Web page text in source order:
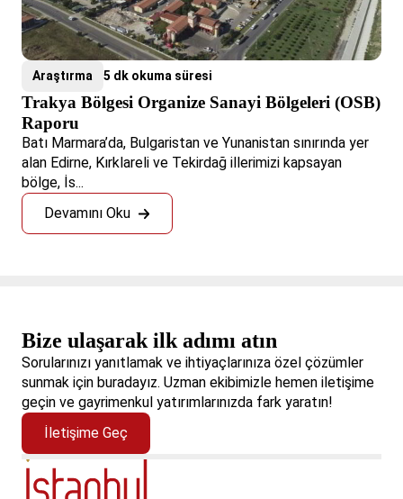
Araştırma 5 dk okuma süresi
Trakya Bölgesi Organize Sanayi Bölgeleri (OSB)
Raporu
Batı Marmara’da, Bulgaristan ve Yunanistan sınırında yer
alan Edirne, Kırklareli ve Tekirdağ illerimizi kapsayan
bölge, İs...
Devamını Oku
Bize ulaşarak ilk adımı atın
Sorularınızı yanıtlamak ve ihtiyaçlarınıza özel çözümler
sunmak için buradayız. Uzman ekibimizle hemen iletişime
geçin ve gayrimenkul yatırımlarınızda fark yaratın!
İletişime Geç